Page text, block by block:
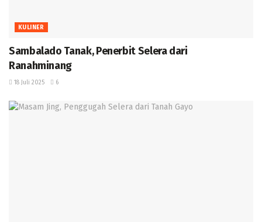
KULINER
Sambalado Tanak, Penerbit Selera dari
Ranahminang ‎
18 Juli 2025 6